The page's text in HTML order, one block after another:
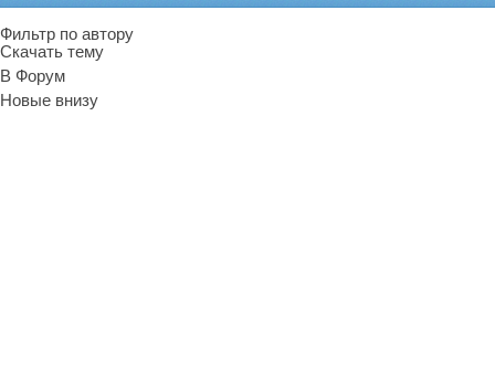
Фильтр по автору
Скачать тему
В Форум
Новые внизу